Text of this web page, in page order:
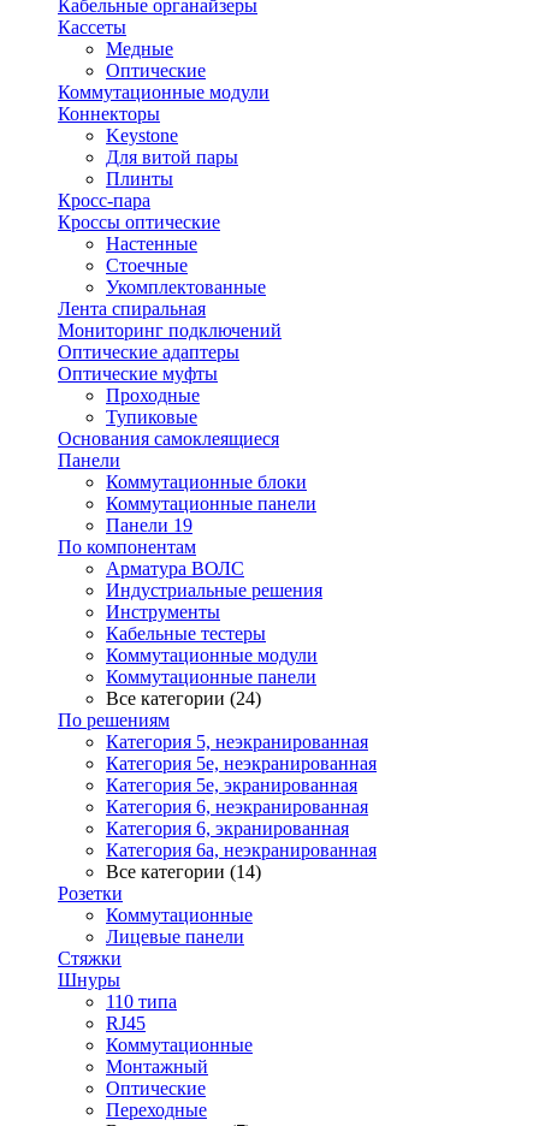
Кабельные органайзеры
Кассеты
Медные
Оптические
Коммутационные модули
Коннекторы
Keystone
Для витой пары
Плинты
Кросс-пара
Кроссы оптические
Настенные
Стоечные
Укомплектованные
Лента спиральная
Мониторинг подключений
Оптические адаптеры
Оптические муфты
Проходные
Тупиковые
Основания самоклеящиеся
Панели
Коммутационные блоки
Коммутационные панели
Панели 19
По компонентам
Арматура ВОЛС
Индустриальные решения
Инструменты
Кабельные тестеры
Коммутационные модули
Коммутационные панели
Все категории (24)
По решениям
Категория 5, неэкранированная
Категория 5е, неэкранированная
Категория 5е, экранированная
Категория 6, неэкранированная
Категория 6, экранированная
Категория 6а, неэкранированная
Все категории (14)
Розетки
Коммутационные
Лицевые панели
Стяжки
Шнуры
110 типа
RJ45
Коммутационные
Монтажный
Оптические
Переходные